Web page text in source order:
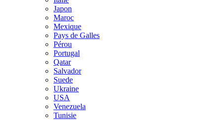
Japon
Maroc
Mexique
Pays de Galles
Pérou
Portugal
Qatar
Salvador
Suede
Ukraine
USA
Venezuela
Tunisie